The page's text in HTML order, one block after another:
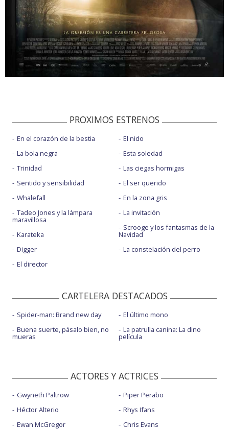
PROXIMOS ESTRENOS
En el corazón de la bestia
La bola negra
Trinidad
Sentido y sensibilidad
Whalefall
Tadeo Jones y la lámpara
maravillosa
Karateka
Digger
El director
El nido
Esta soledad
Las ciegas hormigas
El ser querido
En la zona gris
La invitación
Scrooge y los fantasmas de la
Navidad
La constelación del perro
CARTELERA DESTACADOS
Spider-man: Brand new day
Buena suerte, pásalo bien, no
mueras
El último mono
La patrulla canina: La dino
película
ACTORES Y ACTRICES
Gwyneth Paltrow
Héctor Alterio
Ewan McGregor
Piper Perabo
Rhys Ifans
Chris Evans